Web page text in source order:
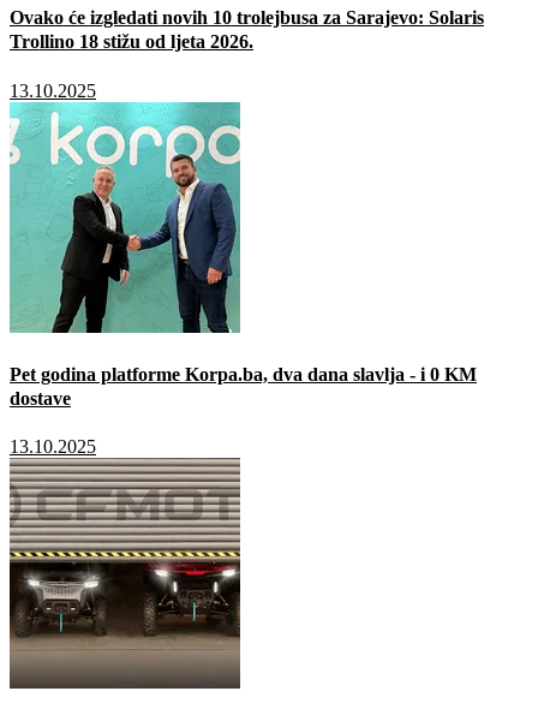
Ovako će izgledati novih 10 trolejbusa za Sarajevo: Solaris
Trollino 18 stižu od ljeta 2026.
13.10.2025
Pet godina platforme Korpa.ba, dva dana slavlja - i 0 KM
dostave
13.10.2025